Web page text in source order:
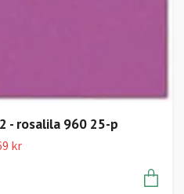
- rosalila 960 25-p
kr